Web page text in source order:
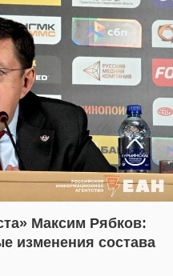
Максим Рябков:
изменения состава